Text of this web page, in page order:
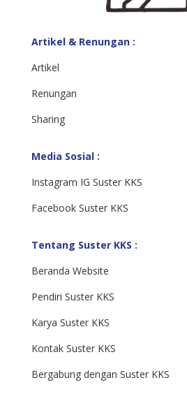
Artikel & Renungan :
Artikel
Renungan
Sharing
Media Sosial :
Instagram IG Suster KKS
Facebook Suster KKS
Tentang Suster KKS :
Beranda Website
Pendiri Suster KKS
Karya Suster KKS
Kontak Suster KKS
Bergabung dengan Suster KKS